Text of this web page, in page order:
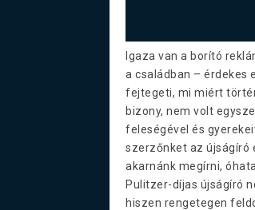
Igaza van a borító
a családban – érdekes
fejtegeti, mi miért
bizony, nem volt
feleségével és
szerzőnket az újságíró
akarnánk megírni,
Pulitzer-díjas újságíró
hiszen rengetegen